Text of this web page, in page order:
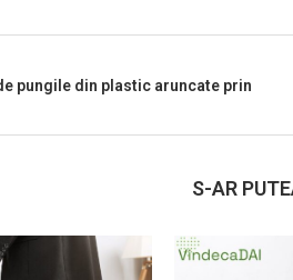
pungile din plastic aruncate prin
S-AR